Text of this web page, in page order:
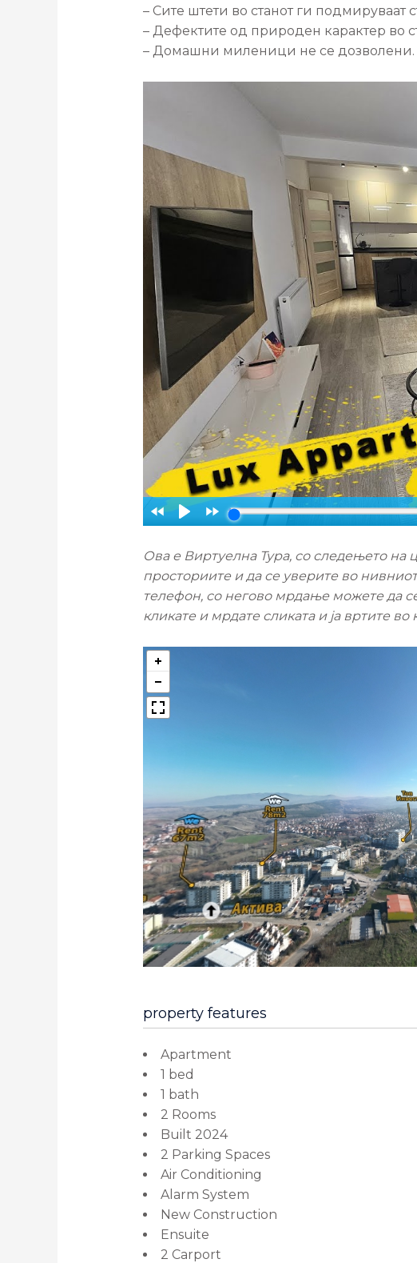
– Сите штети во станот ги подмируваат
– Дефектите од природен карактер во
– Домашни миленици не се дозволени.
Ова е Виртуелна Тура, со следењето
просториите и да се уверите во
телефон, со негово мрдање можете да
кликате и мрдате сликата и ја вртите во
property features
Apartment
1 bed
1 bath
2 Rooms
Built 2024
2 Parking Spaces
Air Conditioning
Alarm System
New Construction
Ensuite
2 Carport